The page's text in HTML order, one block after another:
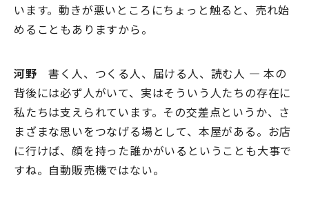
います。動きが悪いところにちょっと触ると、売れ始
めることもありますから。
河野 書く人、つくる人、届ける人、読む人 ― 本の
背後には必ず人がいて、実はそういう人たちの存在に
私たちは支えられています。その交差点というか、さ
まざまな思いをつなげる場として、本屋がある。お店
に行けば、顔を持った誰かがいるということも大事で
すね。自動販売機ではない。